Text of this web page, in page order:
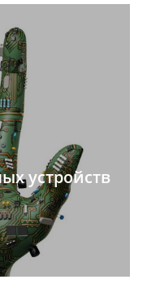
устройств